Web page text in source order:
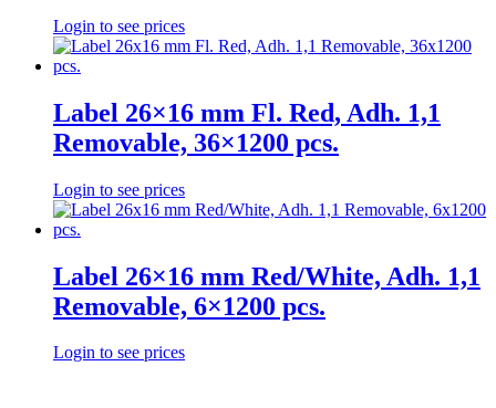
Login to see prices
Label 26×16 mm Fl. Red, Adh. 1,1
Removable, 36×1200 pcs.
Login to see prices
Label 26×16 mm Red/White, Adh. 1,1
Removable, 6×1200 pcs.
Login to see prices